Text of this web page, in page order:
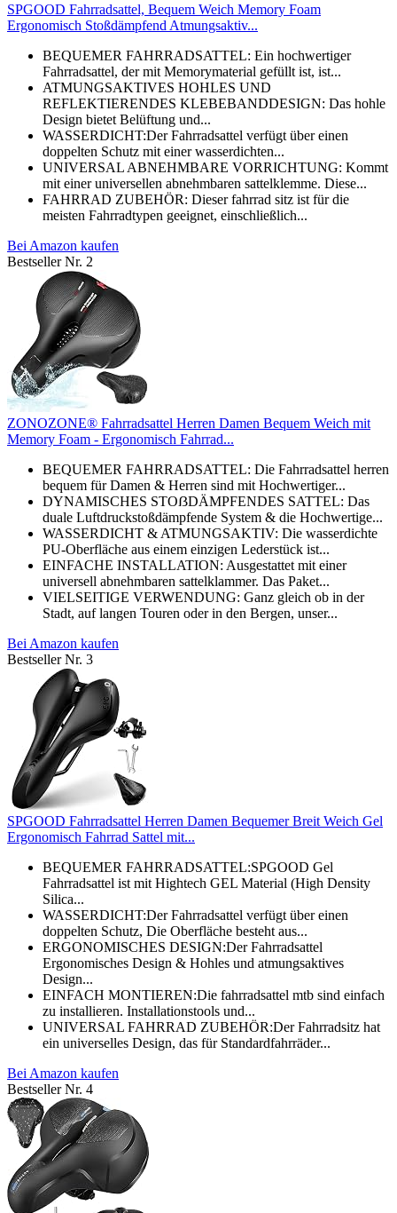
SPGOOD Fahrradsattel, Bequem Weich Memory Foam
Ergonomisch Stoßdämpfend Atmungsaktiv...
BEQUEMER FAHRRADSATTEL: Ein hochwertiger
Fahrradsattel, der mit Memorymaterial gefüllt ist, ist...
ATMUNGSAKTIVES HOHLES UND
REFLEKTIERENDES KLEBEBANDDESIGN: Das hohle
Design bietet Belüftung und...
WASSERDICHT:Der Fahrradsattel verfügt über einen
doppelten Schutz mit einer wasserdichten...
UNIVERSAL ABNEHMBARE VORRICHTUNG: Kommt
mit einer universellen abnehmbaren sattelklemme. Diese...
FAHRRAD ZUBEHÖR: Dieser fahrrad sitz ist für die
meisten Fahrradtypen geeignet, einschließlich...
Bei Amazon kaufen
Bestseller Nr. 2
ZONOZONE® Fahrradsattel Herren Damen Bequem Weich mit
Memory Foam - Ergonomisch Fahrrad...
BEQUEMER FAHRRADSATTEL: Die Fahrradsattel herren
bequem für Damen & Herren sind mit Hochwertiger...
DYNAMISCHES STOẞDÄMPFENDES SATTEL: Das
duale Luftdruckstoßdämpfende System & die Hochwertige...
WASSERDICHT & ATMUNGSAKTIV: Die wasserdichte
PU-Oberfläche aus einem einzigen Lederstück ist...
EINFACHE INSTALLATION: Ausgestattet mit einer
universell abnehmbaren sattelklammer. Das Paket...
VIELSEITIGE VERWENDUNG: Ganz gleich ob in der
Stadt, auf langen Touren oder in den Bergen, unser...
Bei Amazon kaufen
Bestseller Nr. 3
SPGOOD Fahrradsattel Herren Damen Bequemer Breit Weich Gel
Ergonomisch Fahrrad Sattel mit...
BEQUEMER FAHRRADSATTEL:SPGOOD Gel
Fahrradsattel ist mit Hightech GEL Material (High Density
Silica...
WASSERDICHT:Der Fahrradsattel verfügt über einen
doppelten Schutz, Die Oberfläche besteht aus...
ERGONOMISCHES DESIGN:Der Fahrradsattel
Ergonomisches Design & Hohles und atmungsaktives
Design...
EINFACH MONTIEREN:Die fahrradsattel mtb sind einfach
zu installieren. Installationstools und...
UNIVERSAL FAHRRAD ZUBEHÖR:Der Fahrradsitz hat
ein universelles Design, das für Standardfahrräder...
Bei Amazon kaufen
Bestseller Nr. 4